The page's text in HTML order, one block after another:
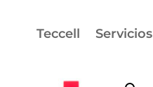
Teccell Servicios